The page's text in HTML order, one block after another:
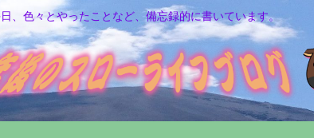
、色々とやったことなど、備忘録的に書いています。